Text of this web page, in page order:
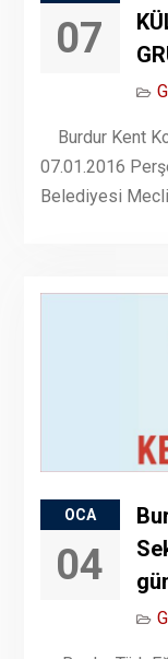
07
Burdur Kent
07.01.2016
Belediyesi
OCA
04